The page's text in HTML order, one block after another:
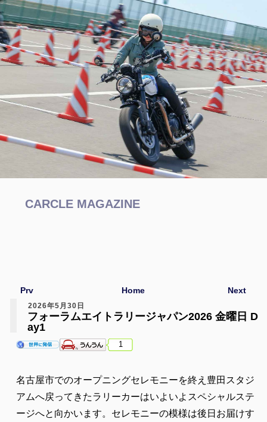
CARCLE MAGAZINE
Next
Prv Home
2026年5月30日
フォーラムエイトラリージャパン2026 金曜日 D
ay1
1
名古屋市でのオープニングセレモニーを終え豊田スタジ
アムへ戻ってきたラリーカーはいよいよスペシャルステ
ージへと向かいます。セレモニーの模様は後日お届けす